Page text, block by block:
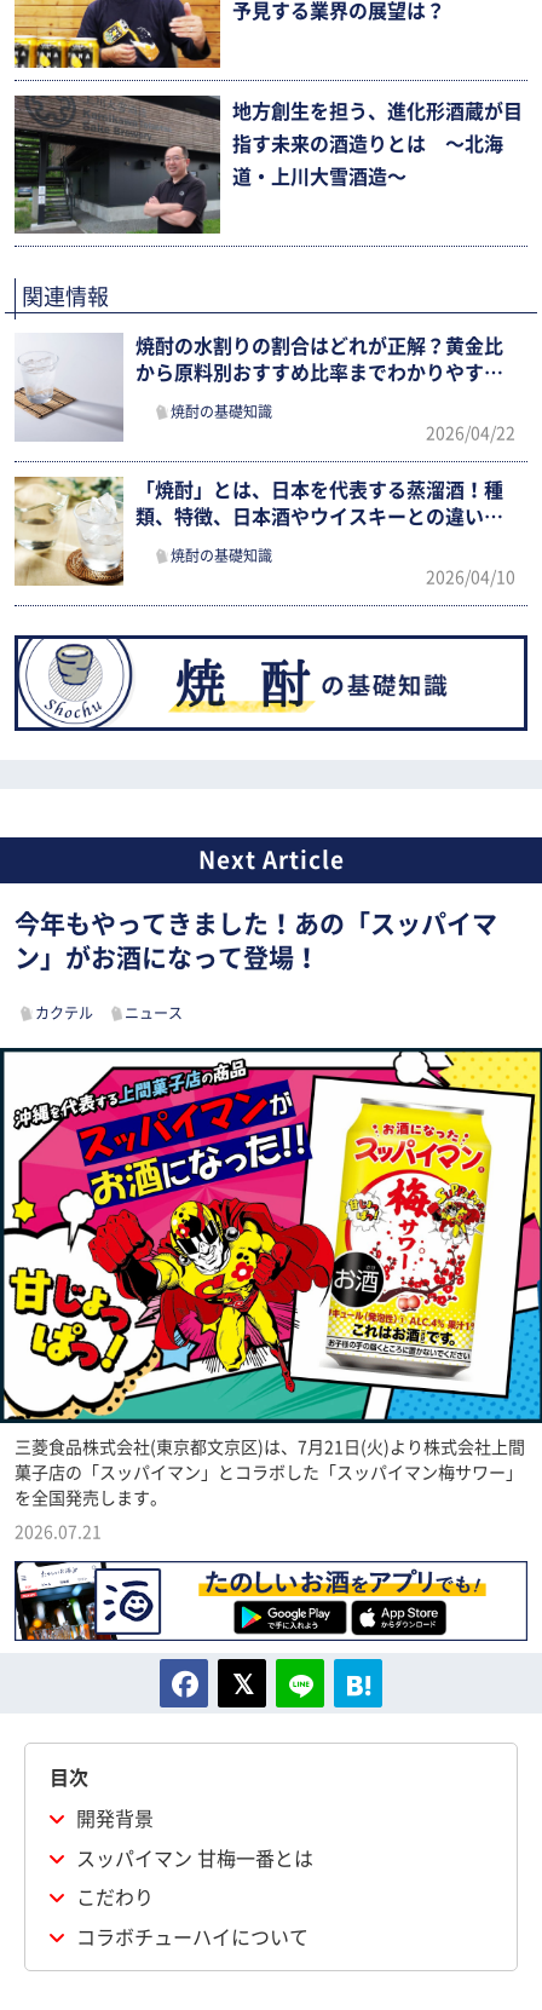
予見する業界の展望は？
地方創生を担う、進化形酒蔵が目
指す未来の酒造りとは 〜北海
道・上川大雪酒造〜
関連情報
焼酎の水割りの割合はどれが正解？黄金比
から原料別おすすめ比率までわかりやすく
焼酎の基礎知識
2026/04/22
「焼酎」とは、日本を代表する蒸溜酒！種
類、特徴、日本酒やウイスキーとの違いま
焼酎の基礎知識
2026/04/10
今年もやってきました！あの「スッパイマ
ン」がお酒になって登場！
カクテル ニュース
三菱食品株式会社(東京都文京区)は、7月21日(火)より株式会社上間
菓子店の「スッパイマン」とコラボした「スッパイマン梅サワー」
を全国発売します。
2026.07.21
目次
開発背景
スッパイマン 甘梅一番とは
こだわり
コラボチューハイについて